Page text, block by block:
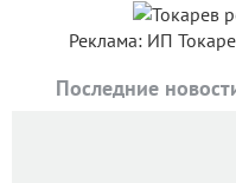
Реклама: ИП
Последние